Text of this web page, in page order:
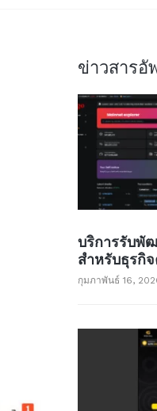
ข่าวสารอั
บริการรับพั
สำหรับธุรกิ
กุมภาพันธ์ 16,